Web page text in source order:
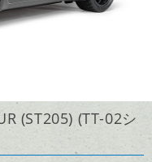
(ST205) (TT-02シ